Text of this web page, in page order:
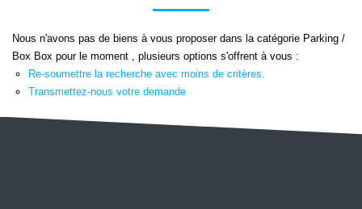
ESTIMATION
AGENCE
Plus de critères Créer une alerte
Nous n'avons pas de biens à vous proposer dans la catégorie Parking /
Box Box pour le moment , plusieurs options s'offrent à vous :
Re-soumettre la recherche avec moins de critères.
Transmettez-nous votre demande